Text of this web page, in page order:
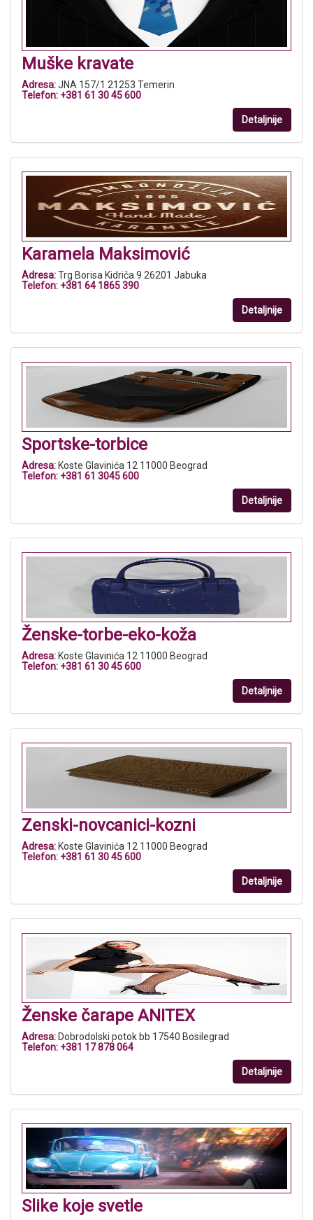
Muške kravate
Adresa:JNA 157/1 21253 Temerin
Telefon: +381 61 30 45 600
Detaljnije
Karamela Maksimović
Adresa:Trg Borisa Kidriča 9 26201 Jabuka
Telefon: +381 64 1865 390
Detaljnije
Sportske-torbice
Adresa: Koste Glavinića 12 11000 Beograd
Telefon: +381 61 3045 600
Detaljnije
Ženske-torbe-eko-koža
Adresa: Koste Glavinića 12 11000 Beograd
Telefon: +381 61 30 45 600
Detaljnije
Zenski-novcanici-kozni
Adresa: Koste Glavinića 12 11000 Beograd
Telefon: +381 61 30 45 600
Detaljnije
Ženske čarape ANITEX
Adresa: Dobrodolski potok bb 17540 Bosilegrad
Telefon: +381 17 878 064
Detaljnije
Slike koje svetle